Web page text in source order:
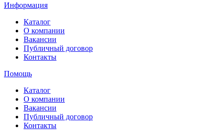
Информация
Каталог
О компании
Вакансии
Публичный договор
Контакты
Помощь
Каталог
О компании
Вакансии
Публичный договор
Контакты